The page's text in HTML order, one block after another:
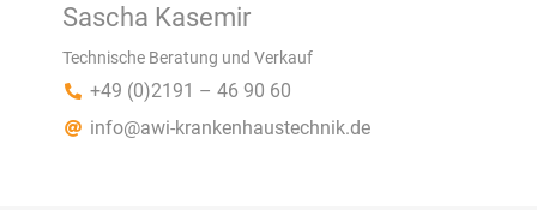
Sascha Kasemir
Technische Beratung und Verkauf
+49 (0)2191 – 46 90 60
info@awi-krankenhaustechnik.de